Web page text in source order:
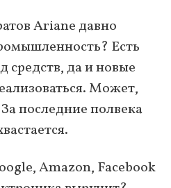
Ariane давно
Есть
средств, да и новые
Может,
последние полвека
Amazon, Facebook